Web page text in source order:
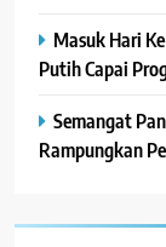
Masuk Hari
Putih Capai
Semangat
Rampungkan